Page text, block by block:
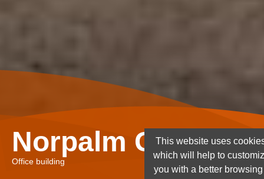
Norpalm Ghana
Office building
This website uses
which will help to
you with a better